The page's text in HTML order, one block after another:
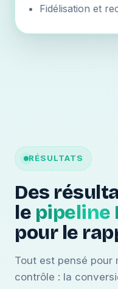
Fidélisation et
RÉSULTATS
Des
le pipeline
pour le
Tout est pensé pour
contrôle : la